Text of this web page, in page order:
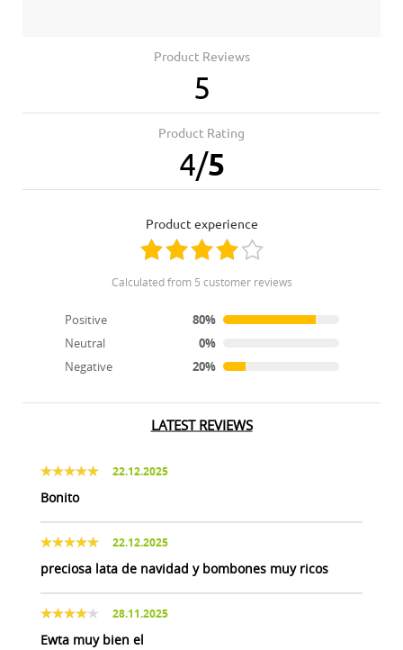
Product Reviews
5
Product Rating
4/5
product experience
calculated from 5 customer reviews
Positive
80%
Neutral
0%
Negative
20%
LATEST REVIEWS
22.12.2025
Bonito
22.12.2025
preciosa lata de navidad y bombones muy ricos
28.11.2025
Ewta muy bien el